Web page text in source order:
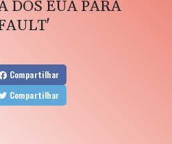
DOS EUA PARA
Compartilhar
Compartilhar